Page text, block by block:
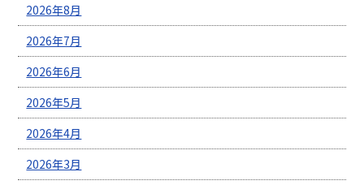
2026年8月
2026年7月
2026年6月
2026年5月
2026年4月
2026年3月